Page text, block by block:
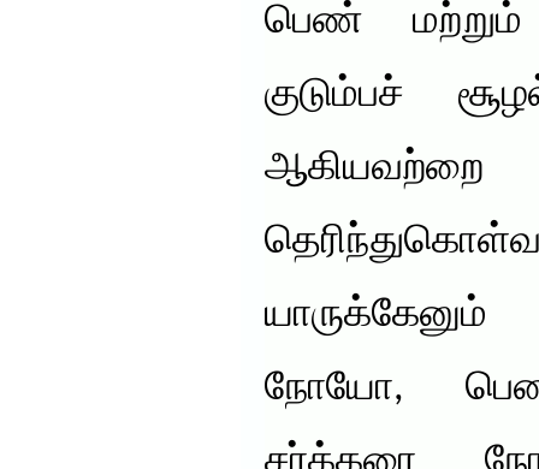
பெண்
குடும்பச்
நோயோ,